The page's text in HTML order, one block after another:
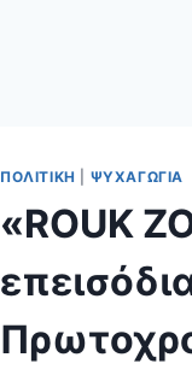
ΠΟΛΙΤΙΚΉ ΨΥΧΑΓΩΓΊΑ
«ROUK